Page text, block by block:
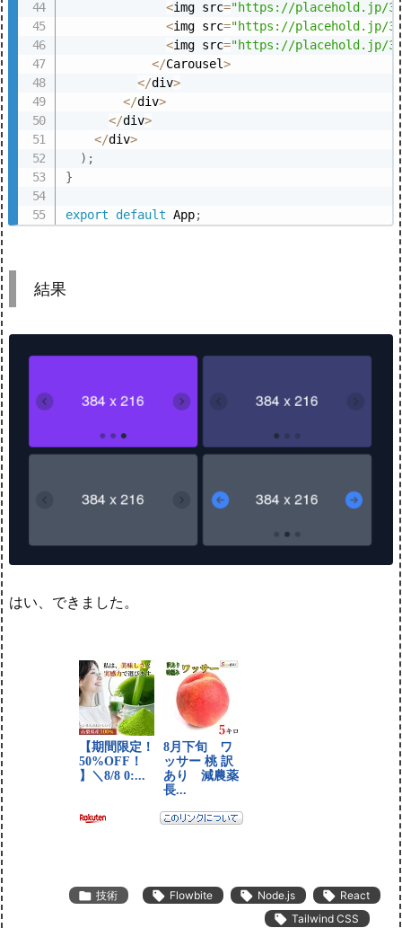
<img src="https://placehold.jp/
<img src="https://placehold.jp/
<img src="https://placehold.jp/
</Carousel>
</div>
</div>
</div>
</div>
) ;
}
export default App;
結果
はい、できました。
 技術  Flowbite  Node.js  React
 Tailwind CSS